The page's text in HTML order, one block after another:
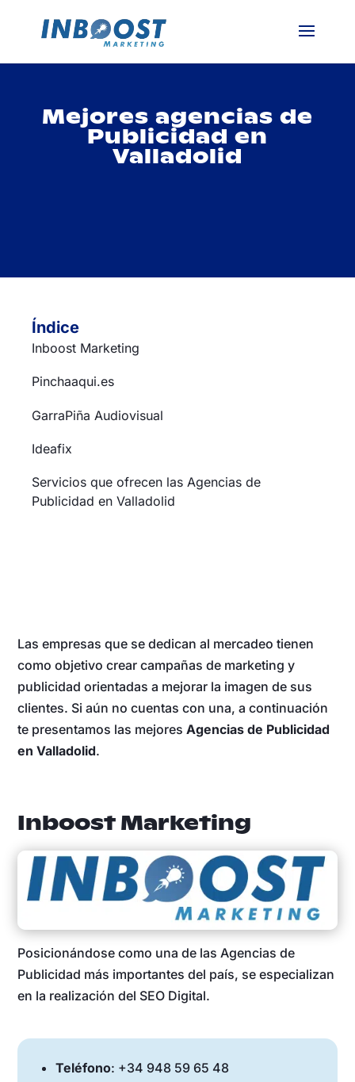
Mejores agencias de
Publicidad en
Valladolid
Índice
Inboost Marketing
Pinchaaqui.es
GarraPiña Audiovisual
Ideafix
Servicios que ofrecen las Agencias de
Publicidad en Valladolid
Las empresas que se dedican al mercadeo tienen
como objetivo crear campañas de marketing y
publicidad orientadas a mejorar la imagen de sus
clientes. Si aún no cuentas con una, a continuación
te presentamos las mejoresAgencias de Publicidad
en Valladolid.
Inboost Marketing
Posicionándose como una de las Agencias de
Publicidad más importantes del país, se especializan
en la realización del SEO Digital.
Teléfono: +34 948 59 65 48